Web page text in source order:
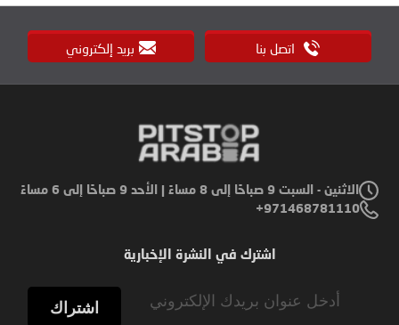
اتصل بنا بريد إلكتروني
الاثنين - السبت 9 صباحًا إلى 8 مساءً | الأحد 9 صباحًا إلى 6 مساءً
971468781110+
اشترك في النشرة الإخبارية
اشتراك